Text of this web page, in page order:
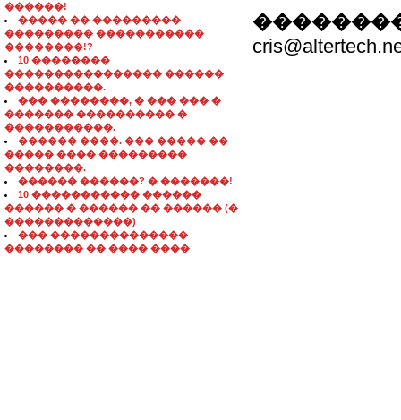
������!
����� �� ���������
��������� �����������
��������!?
10 ��������
���������������� ������
����������.
��� ��������, � ��� ��� �
������� ���������� �
�����������.
������ ����. ��� ����� ��
����� ���� ���������
��������.
������ ������? � �������!
10 ����������� ������
������ � ������ �� ������ (�
�������������)
��� ��������������
�������� �� ���� ����